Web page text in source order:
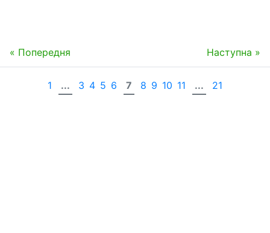
« Попередня Наступна »
1 ... 3 4 5 6 7 8 9 10 11 ... 21